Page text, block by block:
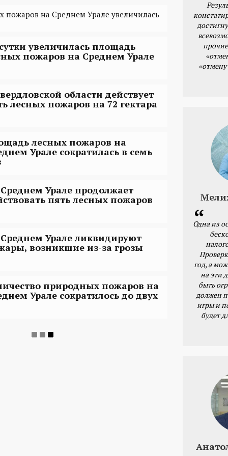
на Среднем Урале увеличилась
увеличилась площадь
пожаров на Среднем Урале
области действует
лесных пожаров на 72 гектара
лесных пожаров на
Урале сократилась в семь
Урале продолжает
пять лесных пожаров
Урале ликвидируют
возникшие из-за грозы
природных пожаров на
Урале сократилось до двух
Одна из
год, а
на эти
быть
должен
игры и
будет